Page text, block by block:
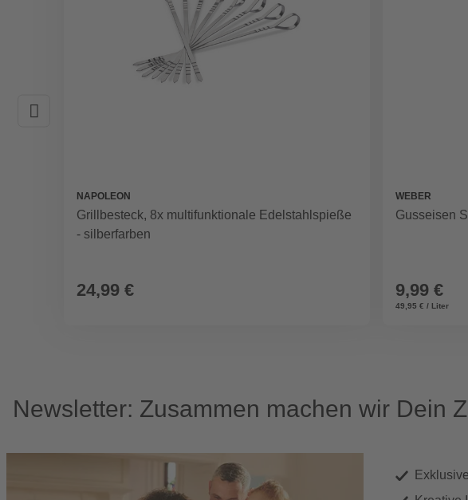
NAPOLEON
Grillbesteck, 8x multifunktionale Edelstahlspieße
- silberfarben
24,99 €
WEBER
Gusseisen
9,99 €
49,95 € / Liter
Newsletter: Zusammen machen wir Dein